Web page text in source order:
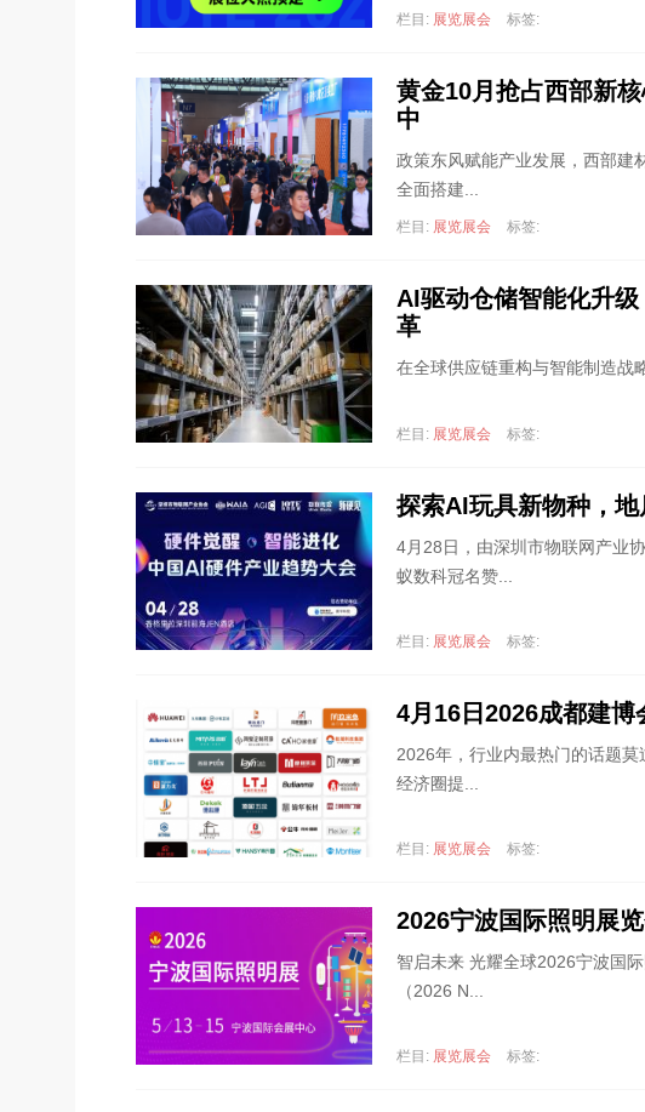
栏目: 展览展会 标签:
黄金10月抢占西部新
中
政策东风赋能产业发展，西部建
全面搭建...
栏目: 展览展会 标签:
AI驱动仓储智能化升
革
在全球供应链重构与智能制造战
栏目: 展览展会 标签:
探索AI玩具新物种，
4月28日，由深圳市物联网产业
蚁数科冠名赞...
栏目: 展览展会 标签:
4月16日2026成都建博
2026年，行业内最热门的话题
经济圈提...
栏目: 展览展会 标签:
2026宁波国际照明展
智启未来 光耀全球2026宁波国
（2026 N...
栏目: 展览展会 标签: